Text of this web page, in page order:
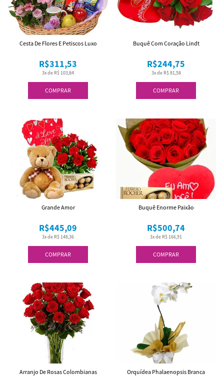
COMPRAR
3x de R$ 103,84
R$311,53
Cesta De Flores E Petiscos Luxo
COMPRAR
3x de R$ 81,58
R$244,75
Buquê Com Coração Lindt
COMPRAR
3x de R$ 148,36
R$445,09
Grande Amor
COMPRAR
3x de R$ 166,91
R$500,74
Buquê Enorme Paixão
Arranjo De Rosas Colombianas
Orquídea Phalaenopsis Branca